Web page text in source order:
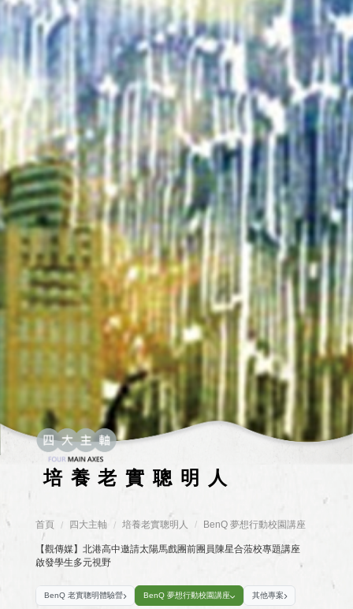
培養老實聰明人
首頁 / 四大主軸 / 培養老實聰明人 /
BenQ 夢想行動校園講座
/
【觀傳媒】北港高中邀請太陽馬戲團前團員陳星合蒞校專題講座
啟發學生多元視野
BenQ 老實聰明體驗營 BenQ 夢想行動校園講座 其他專案